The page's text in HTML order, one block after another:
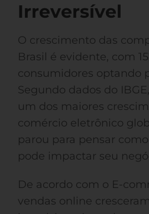
Irreversível
O crescimento das
Brasil é evidente, com
consumidores optando
Segundo dados do
um dos maiores
comércio eletrônico
parou para pensar
pode impactar seu
De acordo com o E-
vendas online